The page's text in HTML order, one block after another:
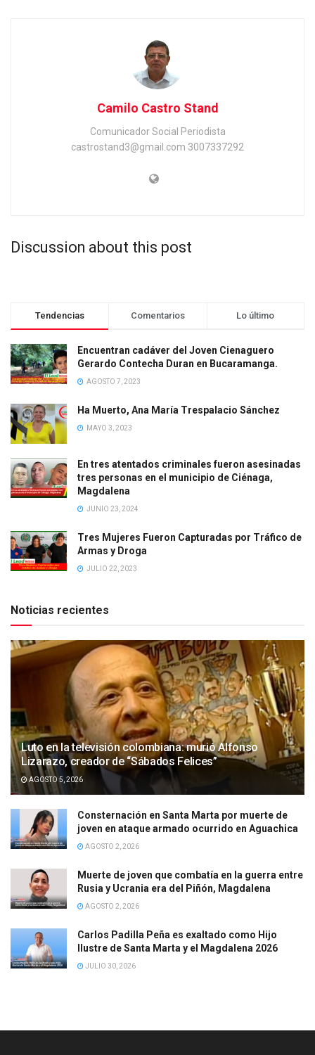
Camilo Castro Stand
Comunicador Social Periodista
castrostand3@gmail.com 3007337292
Discussion about this post
Tendencias Comentarios Lo último
Encuentran cadáver del Joven Cienaguero
Gerardo Contecha Duran en Bucaramanga.
AGOSTO 7, 2023
Ha Muerto, Ana María Trespalacio Sánchez
MAYO 3, 2023
En tres atentados criminales fueron asesinadas
tres personas en el municipio de Ciénaga,
Magdalena
JUNIO 23, 2024
Tres Mujeres Fueron Capturadas por Tráfico de
Armas y Droga
JULIO 22, 2023
Noticias recientes
Luto en la televisión colombiana: murió Alfonso
Lizarazo, creador de “Sábados Felices”
AGOSTO 5, 2026
Consternación en Santa Marta por muerte de
joven en ataque armado ocurrido en Aguachica
AGOSTO 2, 2026
Muerte de joven que combatía en la guerra entre
Rusia y Ucrania era del Piñón, Magdalena
AGOSTO 2, 2026
Carlos Padilla Peña es exaltado como Hijo
Ilustre de Santa Marta y el Magdalena 2026
JULIO 30, 2026